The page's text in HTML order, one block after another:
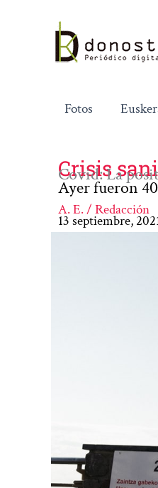
contenido
Fotos
Crisis
Covid: La
Ayer fueron
A. E. / Redacción
13 septiembre,